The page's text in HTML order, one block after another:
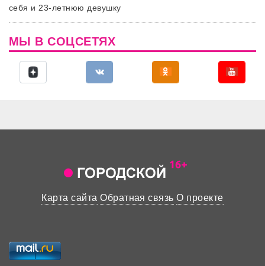
себя и 23-летнюю девушку
МЫ В СОЦСЕТЯХ
Карта сайта Обратная связь О проекте